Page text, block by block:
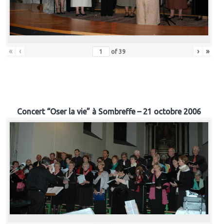
« ‹ of 39 › »
Concert “Oser la vie” à Sombreffe – 21 octobre 2006